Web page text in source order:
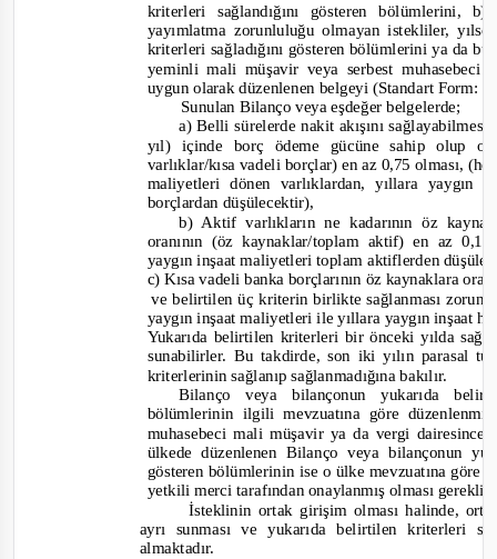
kriterleri sağlandığını gösteren bölümlerini,
yayımlatma zorunluluğu olmayan istekliler,
kriterleri sağladığını gösteren bölümlerini ya da
yeminli mali müşavir veya serbest
uygun olarak düzenlenen belgeyi (Standart Form:
Sunulan Bilanço veya eşdeğer belgelerde;
a) Belli sürelerde nakit akışını
yıl) içinde borç ödeme gücüne sahip olup
varlıklar/kısa vadeli borçlar) en az 0,75 olması,
maliyetleridönen varlıklardan, yıllara
borçlardan düşülecektir),
b) Aktif varlıkların ne kadarının öz
oranının (öz kaynaklar/toplam aktif) en az
yaygın inşaat maliyetleri toplam aktiflerden
c) Kısa vadeli banka borçlarının öz kaynaklara
ve belirtilen üç kriterin birlikte sağlanması
yaygın inşaat maliyetleri ile yıllara yaygın inşaat
Yukarıda belirtilen kriterleri bir önceki yılda
sunabilirler. Bu takdirde, son iki yılın parasal
kriterlerinin sağlanıp sağlanmadığına bakılır.
Bilanço veya bilançonun yukarıda
bölümlerinin ilgili mevzuatına göre
muhasebeci mali müşavir ya da vergi dairesince
ülkede düzenlenen Bilanço veya bilançonun
gösteren bölümlerinin ise o ülke mevzuatına göre
yetkili merci tarafından onaylanmış olması
İsteklinin ortak girişim olması halinde,
ayrı sunması ve yukarıda belirtilen kriterleri
almaktadır.